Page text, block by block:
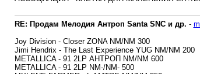
RE: Продам Мелодия Антроп Santa SNC и др. -
Joy Division - Closer ZONA NM/NM 300
Jimi Hendrix - The Last Experience YUG NM/NM 200
METALLICA - 91 2LP АНТРОП NM/NM 600
METALLICA - 91 2LP NM-/NM- 500